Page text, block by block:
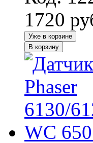
1720
Уже в корзине
В корзину